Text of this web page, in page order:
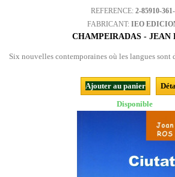
REFERENCE: 2-85910-
FABRICANT: IEO
CHAMPEIRADAS - JEAN
Six nouvelles contemporaines où les langues sont
Ajouter au panier
Disponible